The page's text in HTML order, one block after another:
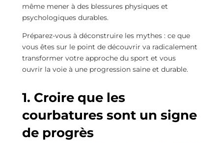
même mener à des blessures physiques et
psychologiques durables.
Préparez-vous à déconstruire les mythes : ce que
vous êtes sur le point de découvrir va radicalement
transformer votre approche du sport et vous
ouvrir la voie à une progression saine et durable.
1. Croire que les
courbatures sont un signe
de progrès